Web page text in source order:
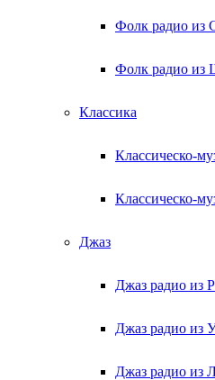
Фолк радио
Фолк радио из
Классика
Классическо-
Классическо-
Джаз
Джаз радио из
Джаз радио из
Джаз радио из